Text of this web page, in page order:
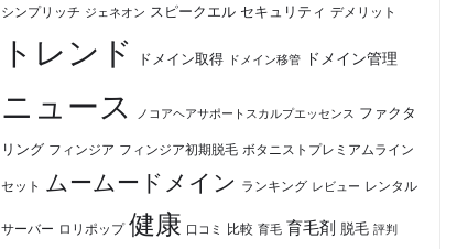
シンプリッチ ジェネオン スピークエル セキュリティ デメリット
トレンド ドメイン取得 ドメイン移管 ドメイン管理
ニュース ノコアヘアサポートスカルプエッセンス ファクタ
リング フィンジア フィンジア初期脱毛 ボタニストプレミアムライン
セット ムームードメイン ランキング レビュー レンタル
サーバー ロリポップ 健康 口コミ 比較 育毛 育毛剤 脱毛 評判